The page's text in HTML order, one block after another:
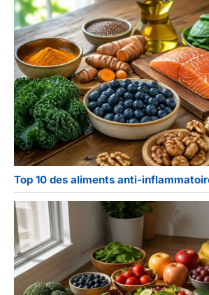
Top 10 des aliments anti-